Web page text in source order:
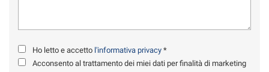
Ho letto e accetto l'informativa privacy *
Acconsento al trattamento dei miei dati per finalità di marketing